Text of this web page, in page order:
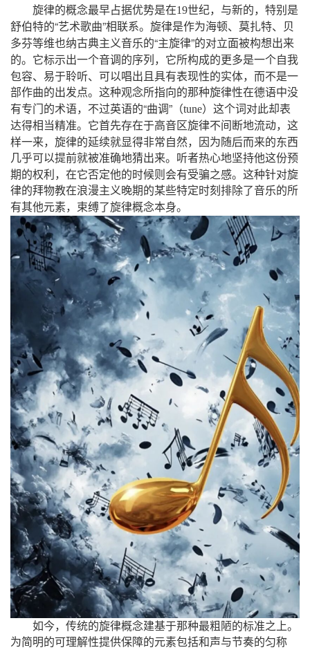
旋律的概念最早占据优势是在19世纪， 与新的， 特别是
舒伯特的“艺术歌曲”相联系。旋律是作为海顿、莫扎特、贝
多芬等维也纳古典主义音乐的“主旋律”的对立面被构想出来
的。它标示出一个音调的序列 ，
它所构成的更多是一个自我
包容、易于聆听、可以唱出且具有表现性的实体，
而不是一
部作曲的出发点。这种观念所指向的那种旋律性在德语中没
有专门的术语， 不过英语的“曲调”（tune）
这个词对此却表
达得相当精准。它首先存在于高音区旋律不间断地流动， 这
样一来， 旋律的延续就显得非常自然，
因为随后而来的东西
几乎可以提前就被准确地猜出来。听者热心地坚持他这份预
期的权利 ， 在它否定他的时候则会有受骗之感。这种针对旋
律的拜物教在浪漫主义晚期的某些特定时刻排除了音乐的所
有其他元素， 束缚了旋律概念本身。
如今， 传统的旋律概念建基于那种最粗陋的标准之上。
为简明的可理解性提供保障的元素包括和声与节奏的匀称